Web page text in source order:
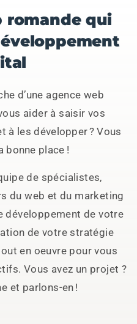
romande qui
d’une agence web
aider à saisir vos
à les développer ? Vous
bonne place !
de spécialistes,
du web et du marketing
développement de votre
de votre stratégie
en oeuvre pour vous
Vous avez un projet ?
et parlons-en !